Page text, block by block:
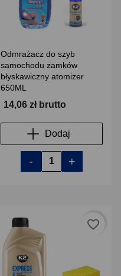
Odmrażacz do szyb
samochodu zamków
błyskawiczny atomizer
650ML
14,06 zł brutto
Dodaj
- +
favorite_border